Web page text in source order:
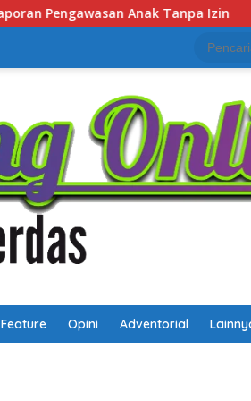
Polsek Lubuk Baja Amankan
Feature Opini Adventorial